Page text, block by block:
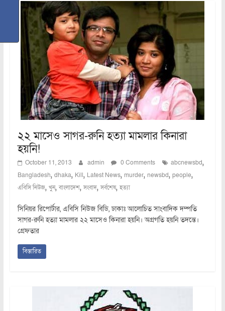
২২ মাসেও সাগর-রুনি হত্যা মামলার কিনারা
হয়নি!
October 11, 2013 admin 0 Comments abcnewsbd,
Bangladesh, dhaka, Kill, Latest News, murder, newsbd, people,
এবিসি নিউজ, খুন,বাংলাদেশ,সংবাদ,সর্বশেষ,হত্যা
সিনিয়র রিপোর্টার, এবিসি নিউজ বিডি, ঢাকাঃ আলোচিত সাংবাদিক দম্পতি
সাগর-রুনি হত্যা মামলার ২২ মাসেও কিনারা হয়নি। অগ্রগতি হয়নি তদন্তে।
গ্রেফতার
বিস্তারিত